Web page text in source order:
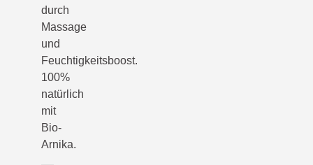
durch
Massage
und
Feuchtigkeitsboost.
100%
natürlich
mit
Bio-
Arnika.